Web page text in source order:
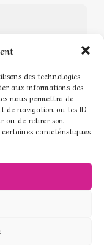
des technologies
aux informations des
nous permettra de
de navigation ou les ID
ou de retirer son
caractéristiques